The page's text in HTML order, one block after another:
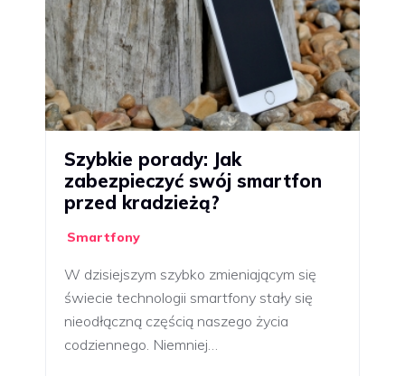
Szybkie porady: Jak
zabezpieczyć swój smartfon
przed kradzieżą?
Smartfony
W dzisiejszym szybko zmieniającym się
świecie technologii smartfony stały się
nieodłączną częścią naszego życia
codziennego. Niemniej…